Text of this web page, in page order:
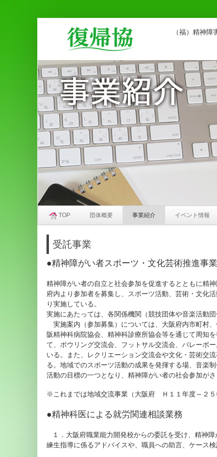
（福）精神
TOP 団体概要 事業紹介 イベント情報
受託事業
●精神障がい者スポーツ・文化芸術推進事業
精神障がい者の自立と社会参加を促進するとともに精
府内より参加者を募集し、スポーツ活動、芸術・文化
り実施している。
実施にあたっては、各関係機関（競技団体や音楽活動
実施案内（参加募集）については、大阪府内市町村
阪精神科病院協会、精神科診療所協会等を通じて周知
て、ボウリング交流会、フットサル交流会、バレーボ
いる。また、レクリエーション交流会や文化・芸術交
る。地域でのスポーツ活動の成果を発揮する場、音楽
活動の目標の一つとなり、精神障がい者の社会参加が
※これまでは地域交流事業（大阪府 Ｈ１１年度～２５
●精神科医による就労関連相談業務
１ ． 大阪府職業能力開発校からの委託を受け、精神
練生指導に係るアドバイスや、職員への助言、ケース